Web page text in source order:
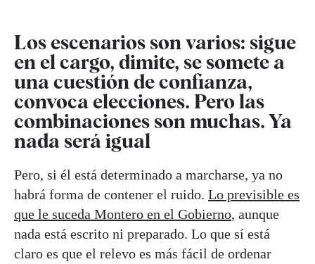
Los escenarios son varios: sigue
en el cargo, dimite, se somete a
una cuestión de confianza,
convoca elecciones. Pero las
combinaciones son muchas. Ya
nada será igual
Pero, si él está determinado a marcharse, ya no
habrá forma de contener el ruido. Lo previsible es
que le suceda Montero en el Gobierno, aunque
nada está escrito ni preparado. Lo que sí está
claro es que el relevo es más fácil de ordenar